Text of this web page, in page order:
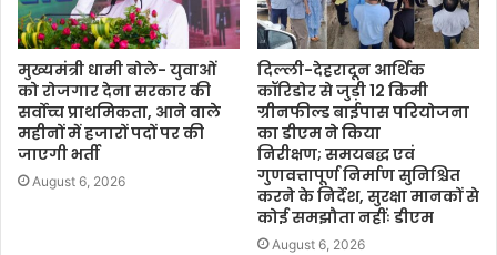
मुख्यमंत्री धामी बोले- युवाओं
को रोजगार देना सरकार की
सर्वोच्च प्राथमिकता, आने वाले
महीनों में हजारों पदों पर की
जाएगी भर्ती
August 6, 2026
दिल्ली-देहरादून आर्थिक
कॉरिडोर से जुड़ी 12 किमी
ग्रीनफील्ड बाईपास परियोजना
का डीएम ने किया
निरीक्षण; समयबद्ध एवं
गुणवत्तापूर्ण निर्माण सुनिश्चित
करने के निर्देश, सुरक्षा मानकों से
कोई समझौता नहींः डीएम
August 6, 2026